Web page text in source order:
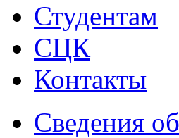
Студентам
СЦК
Контакты
Сведения